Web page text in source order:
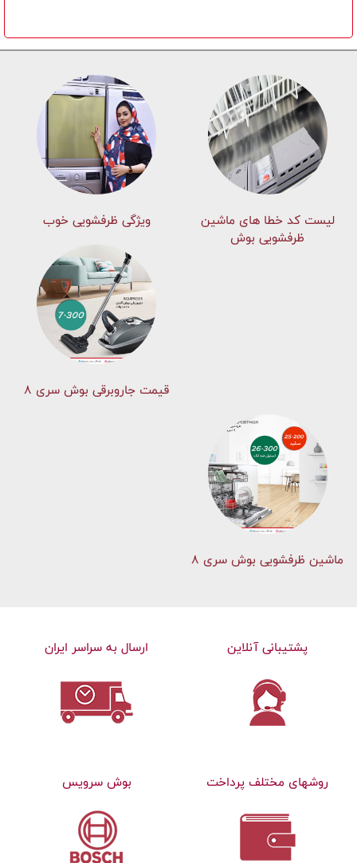
لیست کد خطا های ماشين
ظرفشویی بوش
ویژگی ظرفشویی خوب
قیمت جاروبرقی بوش سری ۸
ماشین ظرفشویی بوش سری 8
پشتیبانی آنلاین ارسال به سراسر ایران
روشهای مختلف پرداخت بوش سرویس